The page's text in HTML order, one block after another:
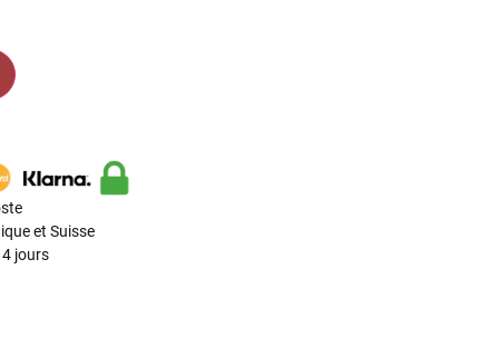
et Suisse
jours